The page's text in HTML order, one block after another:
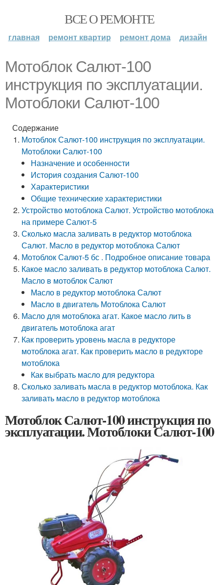
ВСЕ О РЕМОНТЕ
главная ремонт квартир ремонт дома дизайн
Мотоблок Салют-100
инструкция по эксплуатации.
Мотоблоки Салют-100
Содержание
Мотоблок Салют-100 инструкция по эксплуатации.
Мотоблоки Салют-100
Назначение и особенности
История создания Салют-100
Характеристики
Общие технические характеристики
Устройство мотоблока Салют. Устройство мотоблока
на примере Салют-5
Сколько масла заливать в редуктор мотоблока
Салют. Масло в редуктор мотоблока Салют
Мотоблок Салют-5 бс . Подробное описание товара
Какое масло заливать в редуктор мотоблока Салют.
Масло в мотоблок Салют
Масло в редуктор мотоблока Салют
Масло в двигатель Мотоблока Салют
Масло для мотоблока агат. Какое масло лить в
двигатель мотоблока агат
Как проверить уровень масла в редукторе
мотоблока агат. Как проверить масло в редукторе
мотоблока
Как выбрать масло для редуктора
Сколько заливать масла в редуктор мотоблока. Как
заливать масло в редуктор мотоблока
Мотоблок Салют-100 инструкция по
эксплуатации. Мотоблоки Салют-100